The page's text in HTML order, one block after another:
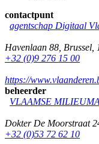
contactpunt
agentschap Digitaal
Havenlaan 88 Brussel
+32 (0)9 276 15 00
https://
beheerder
VLAAMSE
Dokter De Moorstraat
+32 (0)53 72 62 10